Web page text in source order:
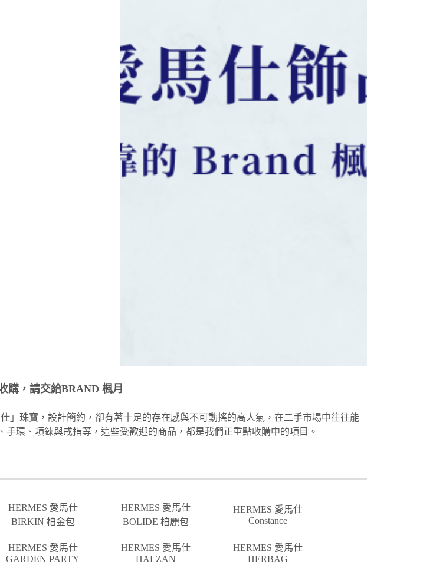
購，請交給BRAND 楓月
」珠寶，設計簡約，卻有著十足的存在感與不可動搖的高人氣，在二手市場中往往能
手環、項鍊與戒指等，這些受歡迎的商品，都是我們正重點收購中的項目。
HERMES 愛馬仕
BIRKIN 柏金包
HERMES 愛馬仕
BOLIDE 柏麗包
HERMES 愛馬仕
Constance
HERMES 愛馬仕
GARDEN PARTY
HERMES 愛馬仕
HALZAN
HERMES 愛馬仕
HERBAG